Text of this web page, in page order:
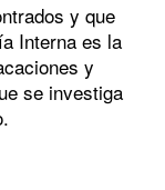
y que
Interna es la
y
se investiga